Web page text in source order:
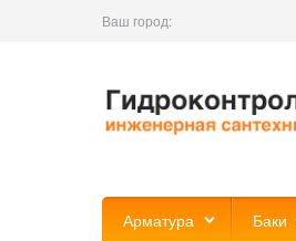
Ваш город:
Арматура Баки